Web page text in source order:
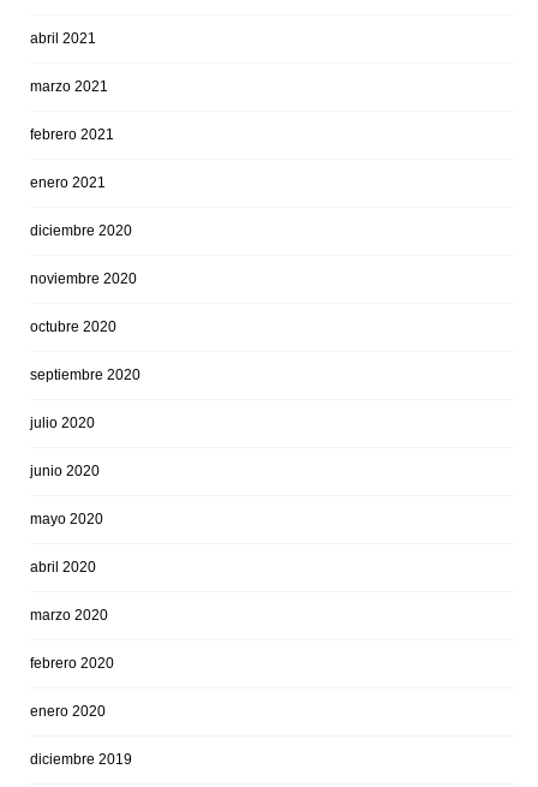
abril 2021
marzo 2021
febrero 2021
enero 2021
diciembre 2020
noviembre 2020
octubre 2020
septiembre 2020
julio 2020
junio 2020
mayo 2020
abril 2020
marzo 2020
febrero 2020
enero 2020
diciembre 2019